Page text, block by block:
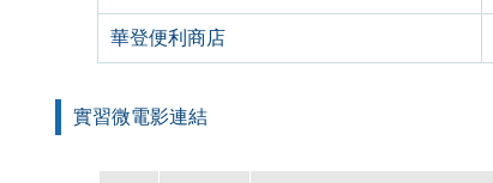
華登便利商店
實習微電影連結